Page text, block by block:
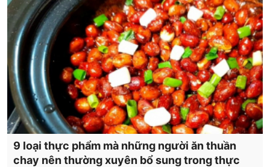
9 loại thực phẩm mà những người ăn thuần
chay nên thường xuyên bổ sung trong thực